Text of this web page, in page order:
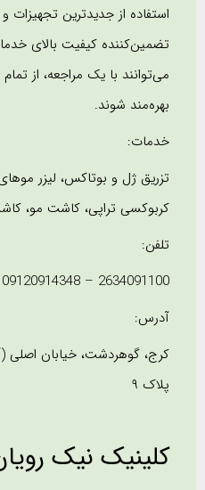
استفاده از جدیدترین تجهیزات
تضمین‌کننده کیفیت بالای
می‌توانند با یک مراجعه، از
بهره‌مند شوند.
خدمات:
تزریق ژل و بوتاکس، لیزر
کربوکسی تراپی، کاشت مو،
تلفن:
2634091100 – 09120914348
آدرس:
کرج، گوهردشت، خیابان اصلی
پلاک ۹
کلینیک نیک